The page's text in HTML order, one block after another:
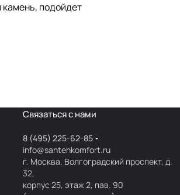
подойдет
Связаться с нами
8 (495) 225-62-85
info@santehkomfort.ru
г. Москва, Волгоградский проспект, д.
32,
корпус 25, этаж 2, пав. 90